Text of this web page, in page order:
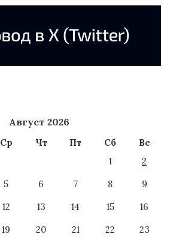
Август 2026
Ср Чт Пт Сб
Вс
1
2
5 6 7 8
9
12 13 14 15
16
19 20 21 22
23